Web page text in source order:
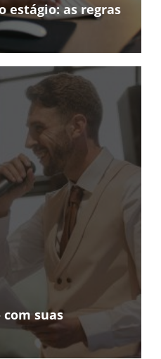
estágio: as regras
suas